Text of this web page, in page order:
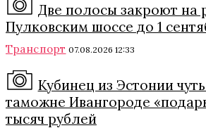
Две полосы закроют на
Пулковским шоссе до 1
Транспорт 07.08.2026 12:33
Кубинец из Эстонии
таможне Ивангороде
тысяч рублей